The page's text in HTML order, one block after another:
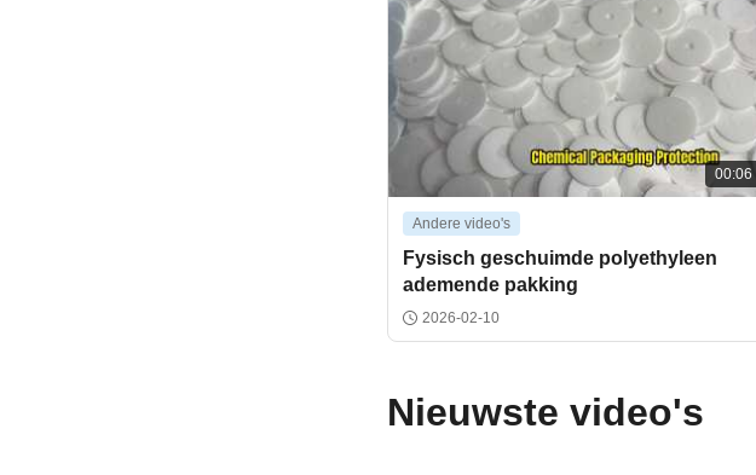
00:06
Andere video's
Fysisch geschuimde polyethyleen
ademende pakking
2026-02-10
Nieuwste video's